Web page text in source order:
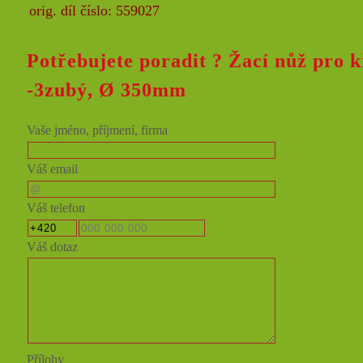
orig. díl číslo: 559027
Potřebujete poradit ? Žací nůž pro
-3zubý, Ø 350mm
Vaše jméno, příjmení, firma
Váš email
Váš telefon
Váš dotaz
Přílohy